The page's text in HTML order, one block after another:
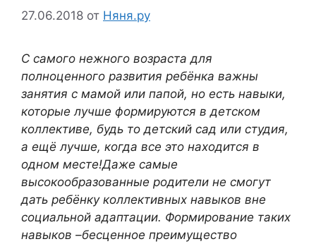
27.06.2018 от Няня.ру
С самого нежного возраста для
полноценного развития ребёнка важны
занятия с мамой или папой, но есть навыки,
которые лучше формируются в детском
коллективе, будь то детский сад или студия,
а ещё лучше, когда все это находится в
одном месте!Даже самые
высокообразованные родители не смогут
дать ребёнку коллективных навыков вне
социальной адаптации. Формирование таких
навыков –бесценное преимущество